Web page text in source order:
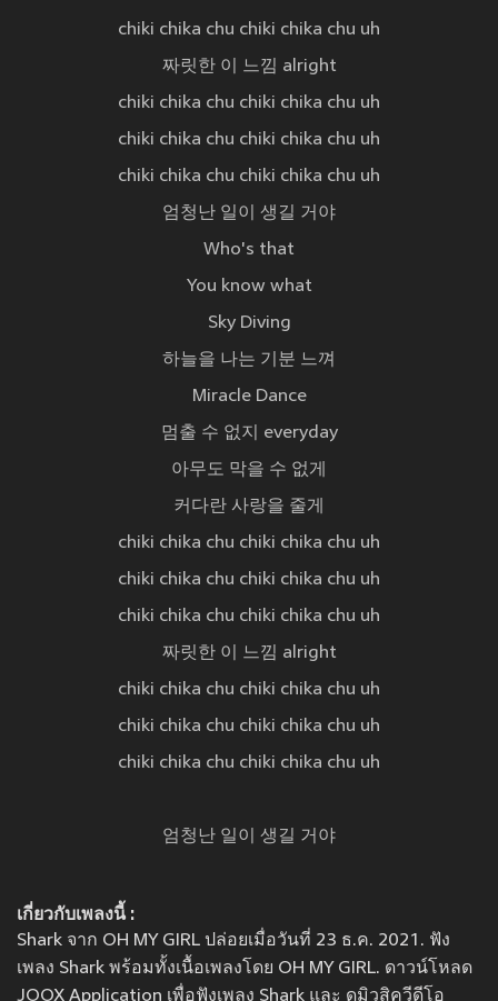
chiki chika chu chiki chika chu uh
짜릿한 이 느낌 alright
chiki chika chu chiki chika chu uh
chiki chika chu chiki chika chu uh
chiki chika chu chiki chika chu uh
엄청난 일이 생길 거야
Who's that
You know what
Sky Diving
하늘을 나는 기분 느껴
Miracle Dance
멈출 수 없지 everyday
아무도 막을 수 없게
커다란 사랑을 줄게
chiki chika chu chiki chika chu uh
chiki chika chu chiki chika chu uh
chiki chika chu chiki chika chu uh
짜릿한 이 느낌 alright
chiki chika chu chiki chika chu uh
chiki chika chu chiki chika chu uh
chiki chika chu chiki chika chu uh
엄청난 일이 생길 거야
เกี่ยวกับเพลงนี้ :
Shark จาก OH MY GIRL ปล่อยเมื่อวันที่ 23 ธ.ค. 2021. ฟัง
เพลง Shark พร้อมทั้งเนื้อเพลงโดย OH MY GIRL. ดาวน์โหลด
JOOX Application เพื่อฟังเพลง Shark และ ดูมิวสิควีดีโอ